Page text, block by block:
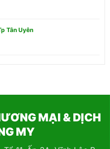
Tân Uyên
MẠI & DỊCH
MY